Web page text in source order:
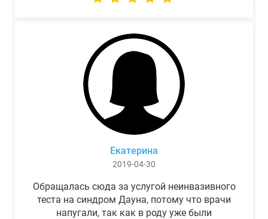
Екатерина
2019-04-30
Обращалась сюда за услугой неинвазивного
теста на синдром Дауна, потому что врачи
напугали, так как в роду уже были